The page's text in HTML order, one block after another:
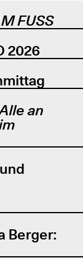
FUSS
2026
an
Berger: